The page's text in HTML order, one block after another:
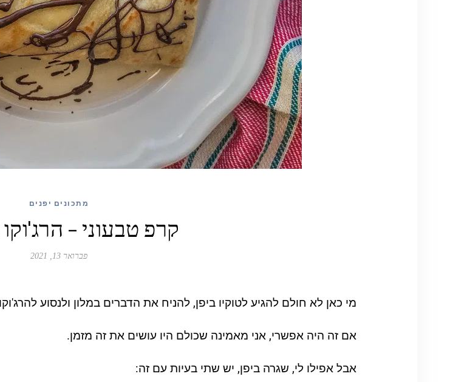
מתכונים יפנים
קרפ טבעוני –
פברואר 13, 2021
מי כאן לא חולם להגיע לטוקיו ביפן, להניח את הדברים במלון ולנסוע
אם זה היה אפשרי, אני מאמינה שכולם היו עושים את זה מזמן.
אבל אפילו לי, שגרה ביפן, יש שתי בעיות עם זה: